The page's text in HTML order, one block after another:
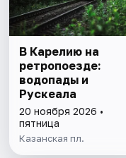
В Карелию на
ретропоезде:
водопады и
Рускеала
20 ноября 2026 •
пятница
Казанская пл.